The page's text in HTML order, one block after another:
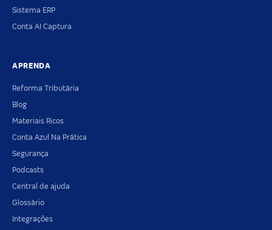
Sistema ERP
Conta AI Captura
APRENDA
Reforma Tributária
Blog
Materiais Ricos
Conta Azul Na Prática
Segurança
Podcasts
Central de ajuda
Glossário
Integrações